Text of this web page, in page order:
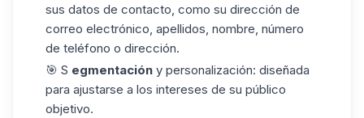
sus datos de contacto, como su dirección de
correo electrónico, apellidos, nombre, número
de teléfono o dirección.
🎯 S egmentación y personalización: diseñada
para ajustarse a los intereses de su público
objetivo.